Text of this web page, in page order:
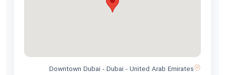
Downtown Dubai - Dubai - United Arab Emirates